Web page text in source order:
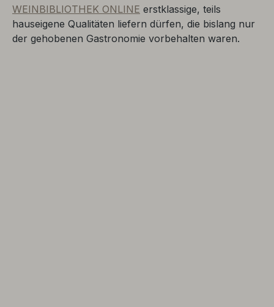
WEINBIBLIOTHEK ONLINE erstklassige, teils
hauseigene Qualitäten liefern dürfen, die bislang nur
der gehobenen Gastronomie vorbehalten waren.